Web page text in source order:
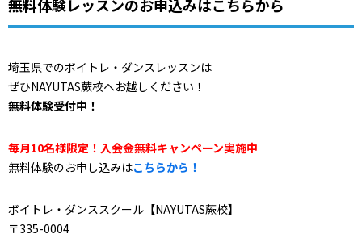
無料体験レッスンのお申込みはこちらから
埼玉県でのボイトレ・ダンスレッスンは
ぜひNAYUTAS蕨校へお越しください！
無料体験受付中！
毎月10名様限定！入会金無料キャンペーン実施中
無料体験のお申し込みはこちらから！
ボイトレ・ダンススクール【NAYUTAS蕨校】
〒335-0004